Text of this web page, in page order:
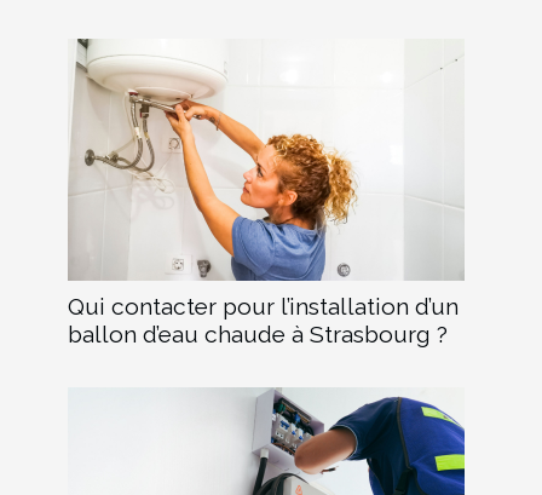
Qui contacter pour l’installation d’un
ballon d’eau chaude à Strasbourg ?